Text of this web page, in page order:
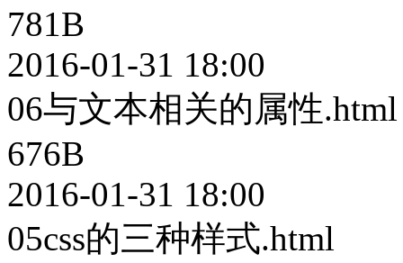
781B
2016-01-31 18:00
06与文本相关的属性.html
676B
2016-01-31 18:00
05css的三种样式.html